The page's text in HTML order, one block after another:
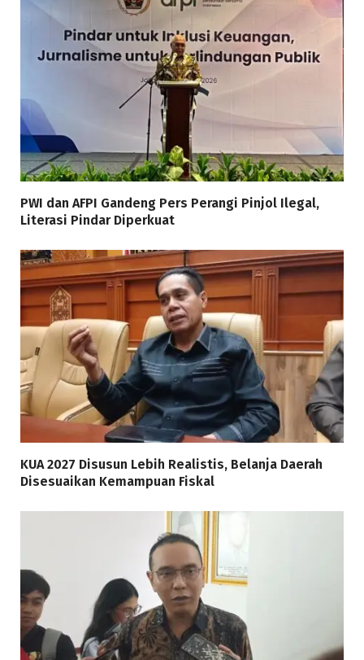
PWI dan AFPI Gandeng Pers Perangi Pinjol Ilegal,
Literasi Pindar Diperkuat
KUA 2027 Disusun Lebih Realistis, Belanja Daerah
Disesuaikan Kemampuan Fiskal